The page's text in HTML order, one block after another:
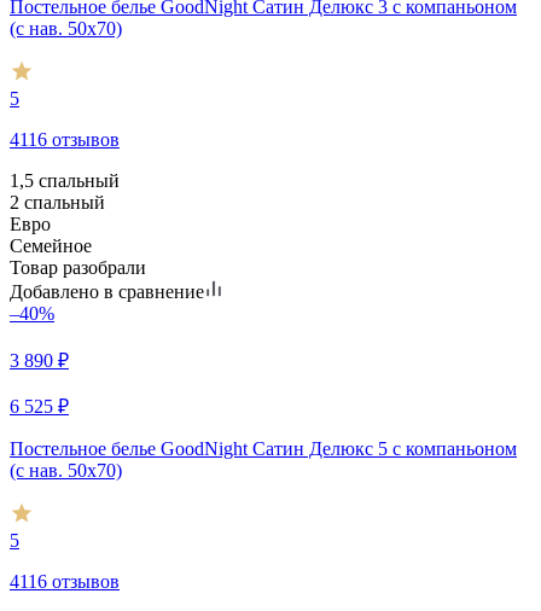
Постельное белье GoodNight Сатин Делюкс 3 с компаньоном
(с нав. 50х70)
5
4116 отзывов
1,5 спальный
2 спальный
Евро
Семейное
Товар разобрали
Добавлено в сравнение
–40%
3 890 ₽
6 525 ₽
Постельное белье GoodNight Сатин Делюкс 5 с компаньоном
(с нав. 50х70)
5
4116 отзывов